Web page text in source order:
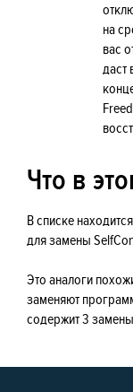
на
вас
даст
Что в
В списке
для замены
Это аналоги
заменяют
содержит 3